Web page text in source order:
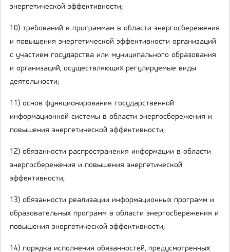
энергетической эффективности;
10) требований к программам в области энергосбережения
и повышения энергетической эффективности организаций
с участием государства или муниципального образования
и организаций, осуществляющих регулируемые виды
деятельности;
11) основ функционирования государственной
информационной системы в области энергосбережения и
повышения энергетической эффективности;
12) обязанности распространения информации в области
энергосбережения и повышения энергетической
эффективности;
13) обязанности реализации информационных программ и
образовательных программ в области энергосбережения и
повышения энергетической эффективности;
14) порядка исполнения обязанностей, предусмотренных